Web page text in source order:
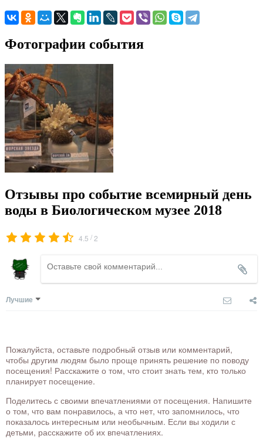
Фотографии события
Отзывы про событие всемирный день
воды в Биологическом музее 2018
4.5 /2
Лучшие
Пожалуйста, оставьте подробный отзыв или комментарий,
чтобы другим людям было проще принять решение по поводу
посещения! Расскажите о том, что стоит знать тем, кто только
планирует посещение.
Поделитесь с своими впечатлениями от посещения. Напишите
о том, что вам понравилось, а что нет, что запомнилось, что
показалось интересным или необычным. Если вы ходили с
детьми, расскажите об их впечатлениях.